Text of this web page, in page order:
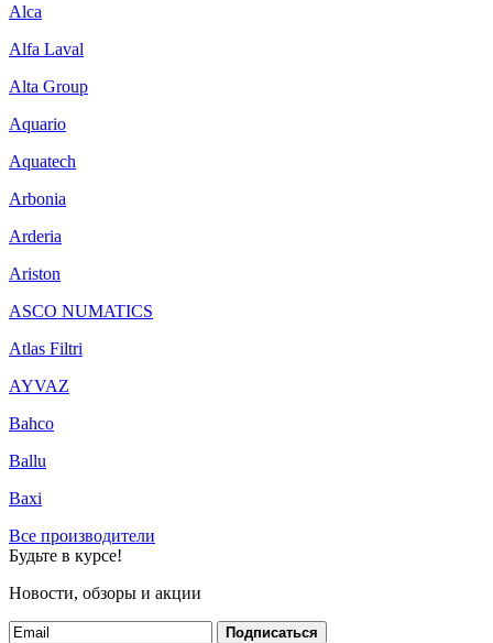
Alca
Alfa Laval
Alta Group
Aquario
Aquatech
Arbonia
Arderia
Ariston
ASCO NUMATICS
Atlas Filtri
AYVAZ
Bahco
Ballu
Baxi
Все производители
Будьте в курсе!
Новости, обзоры и акции
Подписаться